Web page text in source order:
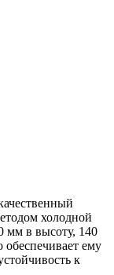
холодной
мм в высоту, 140
ему
к